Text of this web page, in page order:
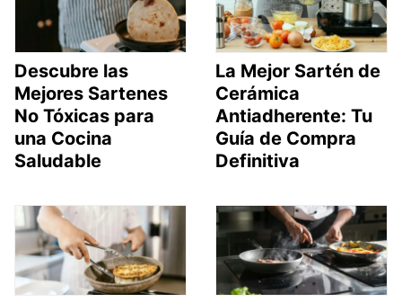
Descubre las
Mejores Sartenes
No Tóxicas para
una Cocina
Saludable
La Mejor Sartén de
Cerámica
Antiadherente: Tu
Guía de Compra
Definitiva